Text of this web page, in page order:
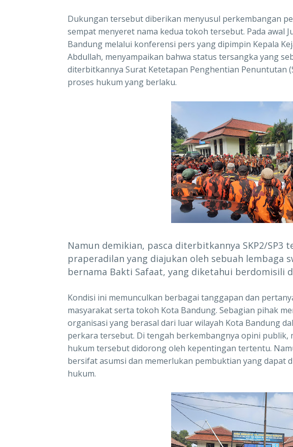
Dukungan tersebut diberikan menyusul perkembangan
sempat menyeret nama kedua tokoh tersebut. Pada awal
Bandung melalui konferensi pers yang dipimpin Kepala
Abdullah, menyampaikan bahwa status tersangka yang
diterbitkannya Surat Ketetapan Penghentian Penuntutan
proses hukum yang berlaku.
Namun demikian, pasca diterbitkannya SKP2/SP3
praperadilan yang diajukan oleh sebuah lembaga
bernama Bakti Safaat, yang diketahui berdomisili
Kondisi ini memunculkan berbagai tanggapan dan
masyarakat serta tokoh Kota Bandung. Sebagian pihak
organisasi yang berasal dari luar wilayah Kota Bandung
perkara tersebut. Di tengah berkembangnya opini publik,
hukum tersebut didorong oleh kepentingan tertentu.
bersifat asumsi dan memerlukan pembuktian yang dapat
hukum.